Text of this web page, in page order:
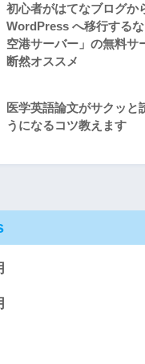
初心者がはてなブログか
WordPress へ移行するな
空港サーバー」の無料サ
断然オススメ
医学英語論文がサクッと
うになるコツ教えます